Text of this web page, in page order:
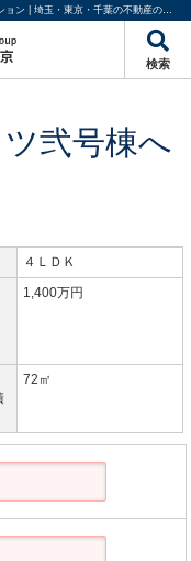
お問合せフォーム｜陽当たり良好！４階南西向きの３ＬＤＫマンション | 埼玉・東京・千葉の不動産のことならME不動産埼京
検索
弐号棟へ
４ＬＤＫ
1,400万円
72㎡